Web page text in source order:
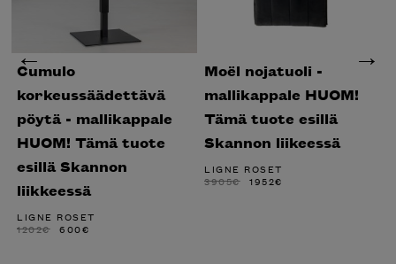
Cumulo
korkeussäädettävä
pöytä - mallikappale
HUOM! Tämä tuote
esillä Skannon
liikkeessä
LIGNE ROSET
1202€ ALKUPERÄINEN
600€
Moël nojatuoli -
mallikappale HUOM!
Tämä tuote esillä
Skannon liikeessä
LIGNE ROSET
3905€ ALKUPERÄINEN
1952€